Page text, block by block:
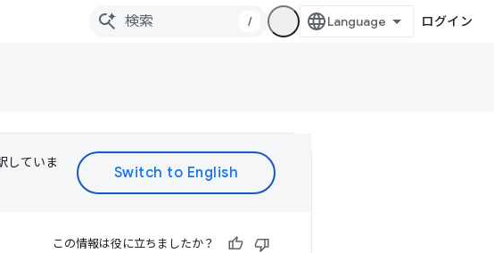
/ ログイン
していま
この情報は役に立ちましたか？